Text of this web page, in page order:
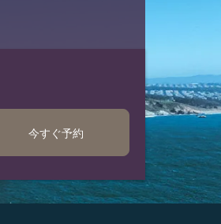
今すぐ予約